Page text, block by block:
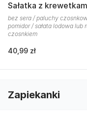
Sałatka z
bez sera / paluchy
pomidor / sałata lodowa lub
czosnkiem
40,99 zł
Zapiekanki